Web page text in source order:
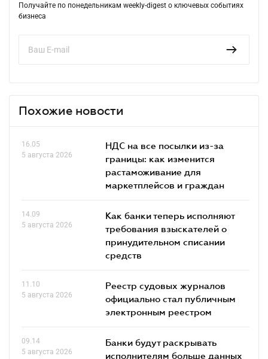
Получайте по понедельникам weekly-digest о ключевых событиях
бизнеса
Похожие новости
16.05
5 августа 2026
НДС на все посылки из-за
границы: как изменится
растаможивание для
маркетплейсов и граждан
14.09
5 августа 2026
Как банки теперь исполняют
требования взыскателей о
принудительном списании
средств
11.10
5 августа 2026
Реестр судовых журналов
официально стал публичным
электронным реестром
09.14
5 августа 2026
Банки будут раскрывать
исполнителям больше данных